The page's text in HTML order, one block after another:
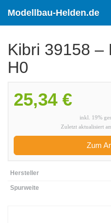
content
Modellbau-Helden.de
Kibri 39158 –
H0
25,34 €
inkl. 19%
Zuletzt aktualisiert
Zum
Hersteller
Spurweite